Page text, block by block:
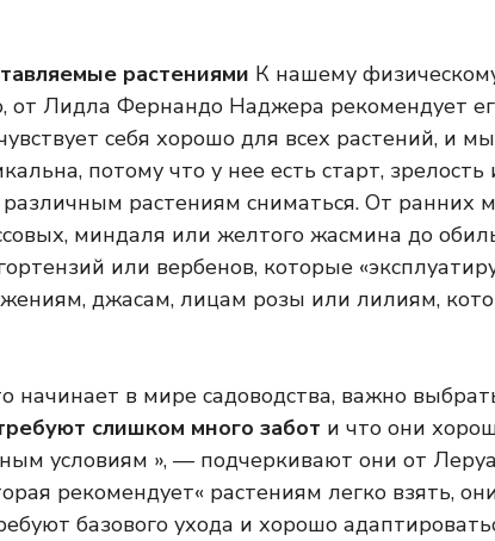
растениями К нашему
от Лидла Фернандо Наджера рекомендует
себя хорошо для всех растений, и
потому что у нее есть старт, зрелость
растениям сниматься. От ранних
миндаля или желтого жасмина до
или вербенов, которые
джасам, лицам розы или лилиям,
начинает в мире садоводства, важно
слишком много забот и что они
условиям », — подчеркивают они от
рекомендует« растениям легко взять,
базового ухода и хорошо